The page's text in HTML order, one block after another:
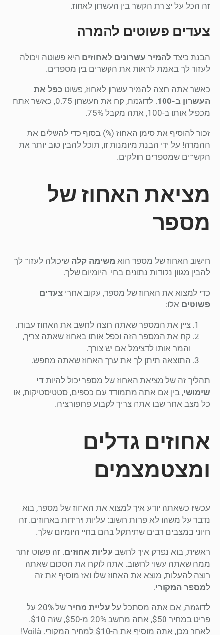
זה הכל על יצירת הקשר בין העשרון לאחוז.
צעדים פשוטים להמרה
הבנת כיצד להמיר עשרונים לאחוזים היא פשוטה ויכולה
לעזור לך באמת לראות את הקשרים בין מספרים.
כאשר אתה רוצה להמיר עשרון לאחוז, פשוט כפל את
העשרון ב-100
. לדוגמה, קח את העשרון 0.75; כאשר אתה
מכפיל אותו ב-100, אתה מקבל 75%.
זכור להוסיף את סימן האחוז (%) בסוף כדי להשלים את
ההמרה! על ידי הבנת מיומנות זו, תוכל להבין טוב יותר את
הקשרים שמספרים חולקים.
מציאת האחוז של
מספר
חישוב האחוז של מספר הוא משימה קלה שיכולה לעזור לך
להבין מגוון נקודות נתונים בחיי היומיום שלך.
כדי למצוא את האחוז של מספר, עקוב אחרי צעדים
פשוטים אלו:
ציין את המספר שאתה רוצה לחשב את האחוז עבורו.
קח את המספר הזה וכפל אותו באחוז שאתה צריך,
והמר אותו לדצימל אם יש צורך.
התוצאה תיתן לך את ערך האחוז שאתה מחפש.
תהליך זה של מציאת האחוז של מספר יכול להיות די
שימושי, בין אם אתה מתמודד עם כספים, סטטיסטיקות, או
כל מצב אחר שבו אתה צריך לקבוע פרופורציה.
אחוזים גדלים
ומצטמצמים
עכשיו כשאתה יודע איך למצוא את האחוז של מספר, בוא
נדבר על משהו לא פחות חשוב: עליות וירידות באחוזים. זה
חיוני במצבים רבים שתיתקל בהם בחיי היומיום שלך.
ראשית, בוא נפרק איך לחשב עליות אחוזים. זה פשוט יותר
ממה שאתה עשוי לחשוב. אתה לוקח את הסכום שאתה
רוצה להעלות, מוצא את האחוז שלו ואז מוסיף את זה
למספר המקורי.
לדוגמה, אם אתה מסתכל על עליית מחיר
של 20% על
פריט במחיר $50, אתה מחשב 20% מ-$50, שזה $10.
לאחר מכן, אתה מוסיף את ה-$10 למחיר המקורי. Voilà!